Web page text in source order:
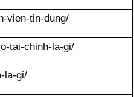
vien-tin-dung/
tai-chinh-la-gi/
la-gi/